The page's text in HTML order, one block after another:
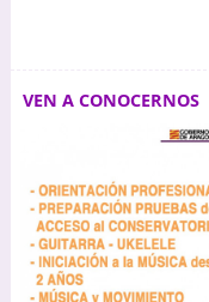
VEN A CONOCERNOS